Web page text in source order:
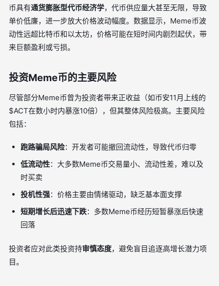
币具有通货膨胀型代币经济学，代币供应量大甚至无限，导致
单价低廉，进一步放大价格波动幅度。数据显示，Meme币波
动性远超比特币和以太坊，价格可能在短时间内剧烈起伏，带
来巨额盈利或亏损。
投资Meme币的主要风险
尽管部分Meme币曾为投资者带来正收益（如币安11月上线的
$ACT在数小时内暴涨10倍），但其整体风险极高。主要风险
包括：
跑路骗局风险：开发者可能撤回流动性，导致代币归零
低流动性：大多数Meme币交易量小、流动性差，难以及
时买卖
投机性强：价格主要由情绪驱动，缺乏基本面支撑
短期增长后迅速下跌：多数Meme币经历短暂暴涨后快速
回落
投资者应对此类投资持审慎态度，避免盲目追逐高增长潜力项
目。